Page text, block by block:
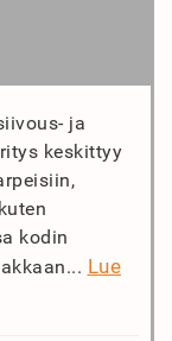
ja
keskittyy
kodin
Lue